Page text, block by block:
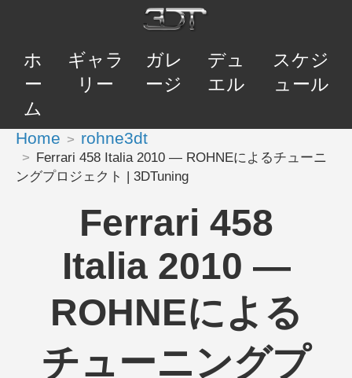
ホ
ー
ム
ギャラ
リー
ガレ
ージ
デュ
エル
スケジ
ュール
Home rohne3dt
Ferrari 458 Italia 2010 — ROHNEによるチューニ
ングプロジェクト | 3DTuning
Ferrari 458
Italia 2010 —
ROHNEによる
チューニングプ